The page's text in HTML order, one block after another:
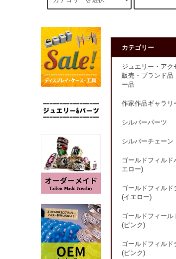
カテゴリー
ジュエリー・アク
販売・ブランド品
ー品
作家作品ギャラリ
シルバーパーツ
シルバーチェーン
ゴールドフィルド
エロー)
ゴールドフィルド
(イエロー)
ゴールドフィール
(ピンク)
ゴールドフィルド
(ピンク)